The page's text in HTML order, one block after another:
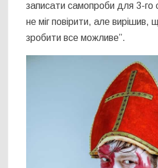
записати самопроби для 3-го
не міг повірити, але вирішив,
зробити все можливе”.